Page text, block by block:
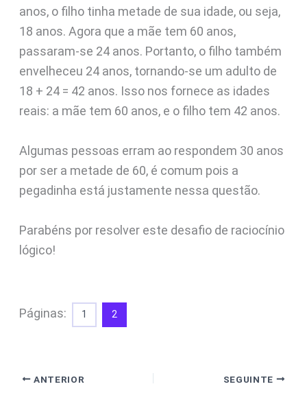
anos, o filho tinha metade de sua idade, ou seja,
18 anos. Agora que a mãe tem 60 anos,
passaram-se 24 anos. Portanto, o filho também
envelheceu 24 anos, tornando-se um adulto de
18 + 24 = 42 anos. Isso nos fornece as idades
reais: a mãe tem 60 anos, e o filho tem 42 anos.
Algumas pessoas erram ao respondem 30 anos
por ser a metade de 60, é comum pois a
pegadinha está justamente nessa questão.
Parabéns por resolver este desafio de raciocínio
lógico!
Páginas: 1 2
ANTERIOR SEGUINTE